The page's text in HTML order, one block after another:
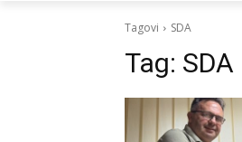
Tagovi SDA
Tag: SDA